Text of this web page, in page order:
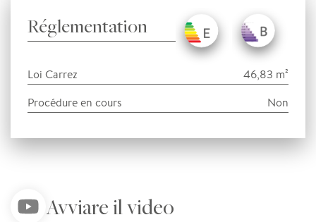
Réglementation
Loi Carrez
46,83 m²
Procédure en cours
Non
Avviare il video